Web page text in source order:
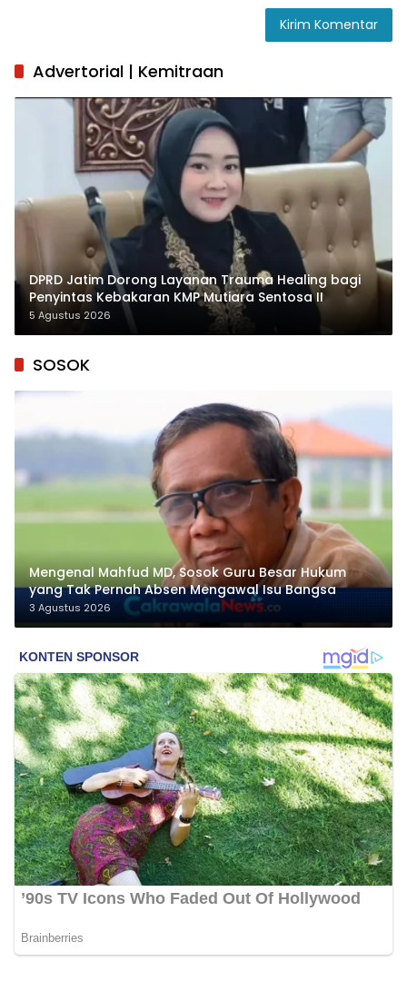
Advertorial | Kemitraan
DPRD Jatim Dorong Layanan Trauma Healing bagi
Penyintas Kebakaran KMP Mutiara Sentosa II
5 Agustus 2026
SOSOK
Mengenal Mahfud MD, Sosok Guru Besar Hukum
yang Tak Pernah Absen Mengawal Isu Bangsa
3 Agustus 2026